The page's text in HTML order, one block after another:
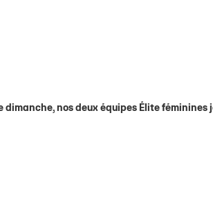
nos deux équipes Élite féminines